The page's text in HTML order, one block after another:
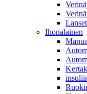
Ihonalainen